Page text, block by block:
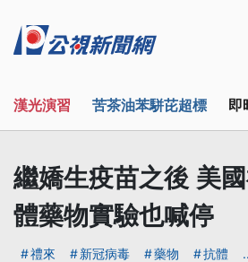
漢光演習 苦茶油苯駢芘超標 即
繼嬌生疫苗之後 美
體藥物實驗也喊停
禮來 新冠病毒 藥物 抗體